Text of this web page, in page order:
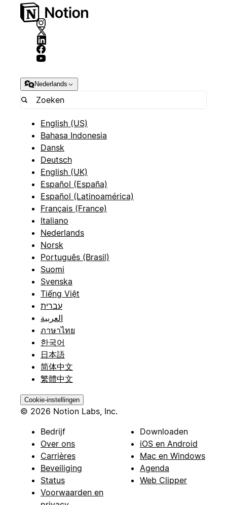
Nederlands
English (US)
Bahasa Indonesia
Dansk
Deutsch
English (UK)
Español (España)
Español (Latinoamérica)
Français (France)
Italiano
Nederlands
Norsk
Português (Brasil)
Suomi
Svenska
Tiếng Việt
עברית
العربية
ภาษาไทย
한국어
日本語
简体中文
繁體中文
Cookie-instellingen
© 2026 Notion Labs, Inc.
Bedrijf
Over ons
Carrières
Beveiliging
Status
Voorwaarden en
Downloaden
iOS en Android
Mac en Windows
Agenda
Web Clipper